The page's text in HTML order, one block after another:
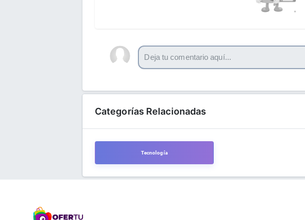
Categorías Relacionadas
Tecnología